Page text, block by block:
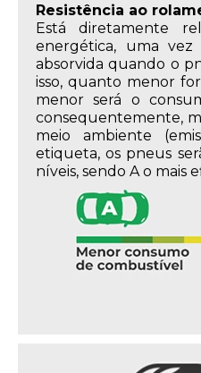
Resistência ao
Está diretamente
energética, uma
absorvida quando o
isso, quanto menor
menor será o
consequentemente,
meio ambiente
etiqueta, os pneus
níveis, sendo A o mais